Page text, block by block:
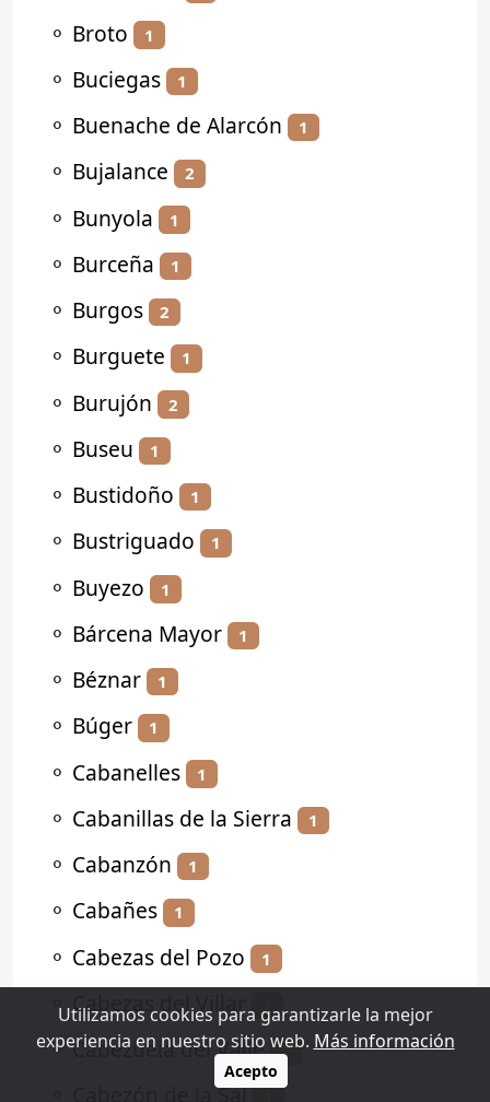
⚬ Broto 1
⚬ Buciegas 1
⚬ Buenache de Alarcón 1
⚬ Bujalance 2
⚬ Bunyola 1
⚬ Burceña 1
⚬ Burgos 2
⚬ Burguete 1
⚬ Burujón 2
⚬ Buseu 1
⚬ Bustidoño 1
⚬ Bustriguado 1
⚬ Buyezo 1
⚬ Bárcena Mayor 1
⚬ Béznar 1
⚬ Búger 1
⚬ Cabanelles 1
⚬ Cabanillas de la Sierra 1
⚬ Cabanzón 1
⚬ Cabañes 1
⚬ Cabezas del Pozo 1
⚬Cabezas del Villar
⚬Cabezuela del Valle 2
Cabezón de la Sal
Utilizamos cookies para garantizarle la mejor
experiencia en nuestro sitio web. Más información
Acepto